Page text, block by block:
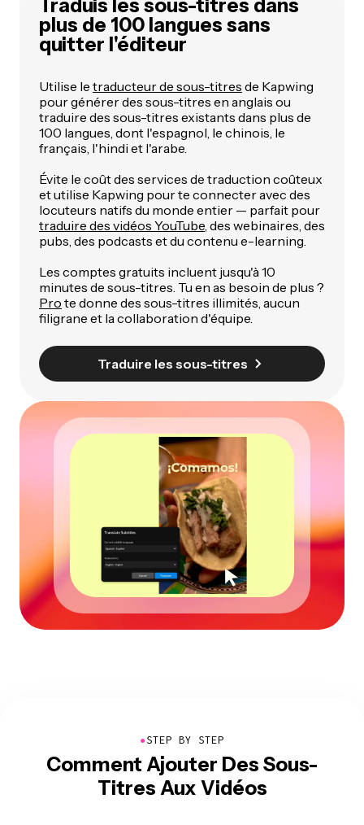
Traduis les sous-titres dans
plus de 100 langues sans
quitter l'éditeur
Utilise le traducteur de sous-titres de Kapwing
pour générer des sous-titres en anglais ou
traduire des sous-titres existants dans plus de
100 langues, dont l'espagnol, le chinois, le
français, l'hindi et l'arabe.
Évite le coût des services de traduction coûteux
et utilise Kapwing pour te connecter avec des
locuteurs natifs du monde entier — parfait pour
traduire des vidéos YouTube, des webinaires, des
pubs, des podcasts et du contenu e-learning.
Les comptes gratuits incluent jusqu'à 10
minutes de sous-titres. Tu en as besoin de plus ?
Pro te donne des sous-titres illimités, aucun
filigrane et la collaboration d'équipe.
Traduire les sous-titres
●STEP BY STEP
Comment Ajouter Des Sous-
Titres Aux Vidéos